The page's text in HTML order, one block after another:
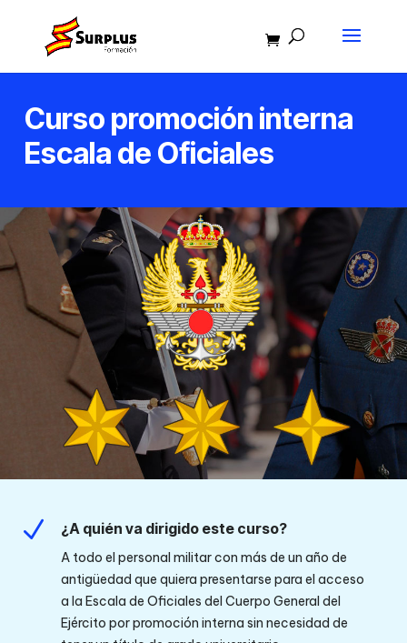
Curso promoción interna
Escala de Oficiales
N ¿A quién va dirigido este curso?
A todo el personal militar con más de un año de
antigüedad que quiera presentarse para el acceso
a la Escala de Oficiales del Cuerpo General del
Ejército por promoción interna sin necesidad de